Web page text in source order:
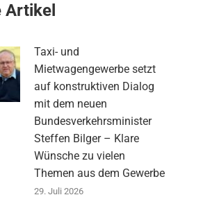
Artikel
Taxi- und
Mietwagengewerbe setzt
auf konstruktiven Dialog
mit dem neuen
Bundesverkehrsminister
Steffen Bilger – Klare
Wünsche zu vielen
Themen aus dem Gewerbe
29. Juli 2026